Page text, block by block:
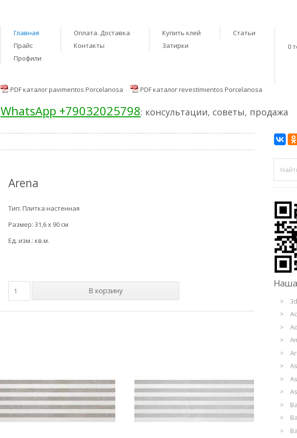
Главная
Прайс
Профили
Оплата. Доставка
Контакты
Купить клей
Затирки
Статьи
0
PDF каталог pavimentos Porcelanosa
PDF каталог revestimientos Porcelanosa
WhatsApp +79032025798: консультации, советы, продажа
Arena
Тип: Плитка настенная
Размер: 31,6 x 90 см
Ед. изм.: кв.м.